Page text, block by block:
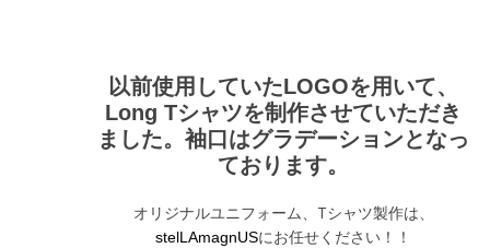
以前使用していたLOGOを用いて、
Long Tシャツを制作させていただき
ました。袖口はグラデーションとなっ
ております。
オリジナルユニフォーム、Tシャツ製作は、
stelLAmagnUSにお任せください！！